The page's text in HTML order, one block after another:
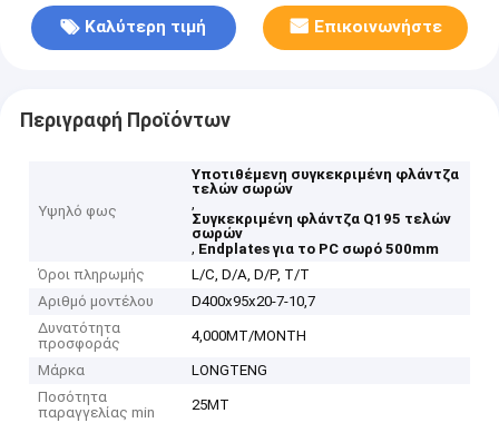
Καλύτερη τιμή Επικοινωνήστε
Περιγραφή Προϊόντων
Υψηλό φως
Υποτιθέμενη συγκεκριμένη φλάντζα
τελών σωρών
,
Συγκεκριμένη φλάντζα Q195 τελών
σωρών
, Endplates για το PC σωρό 500mm
Όροι πληρωμής
L/C, D/A, D/P, T/T
Αριθμό μοντέλου
D400x95x20-7-10,7
Δυνατότητα
προσφοράς
4,000MT/MONTH
Μάρκα
LONGTENG
Ποσότητα
παραγγελίας min
25MT